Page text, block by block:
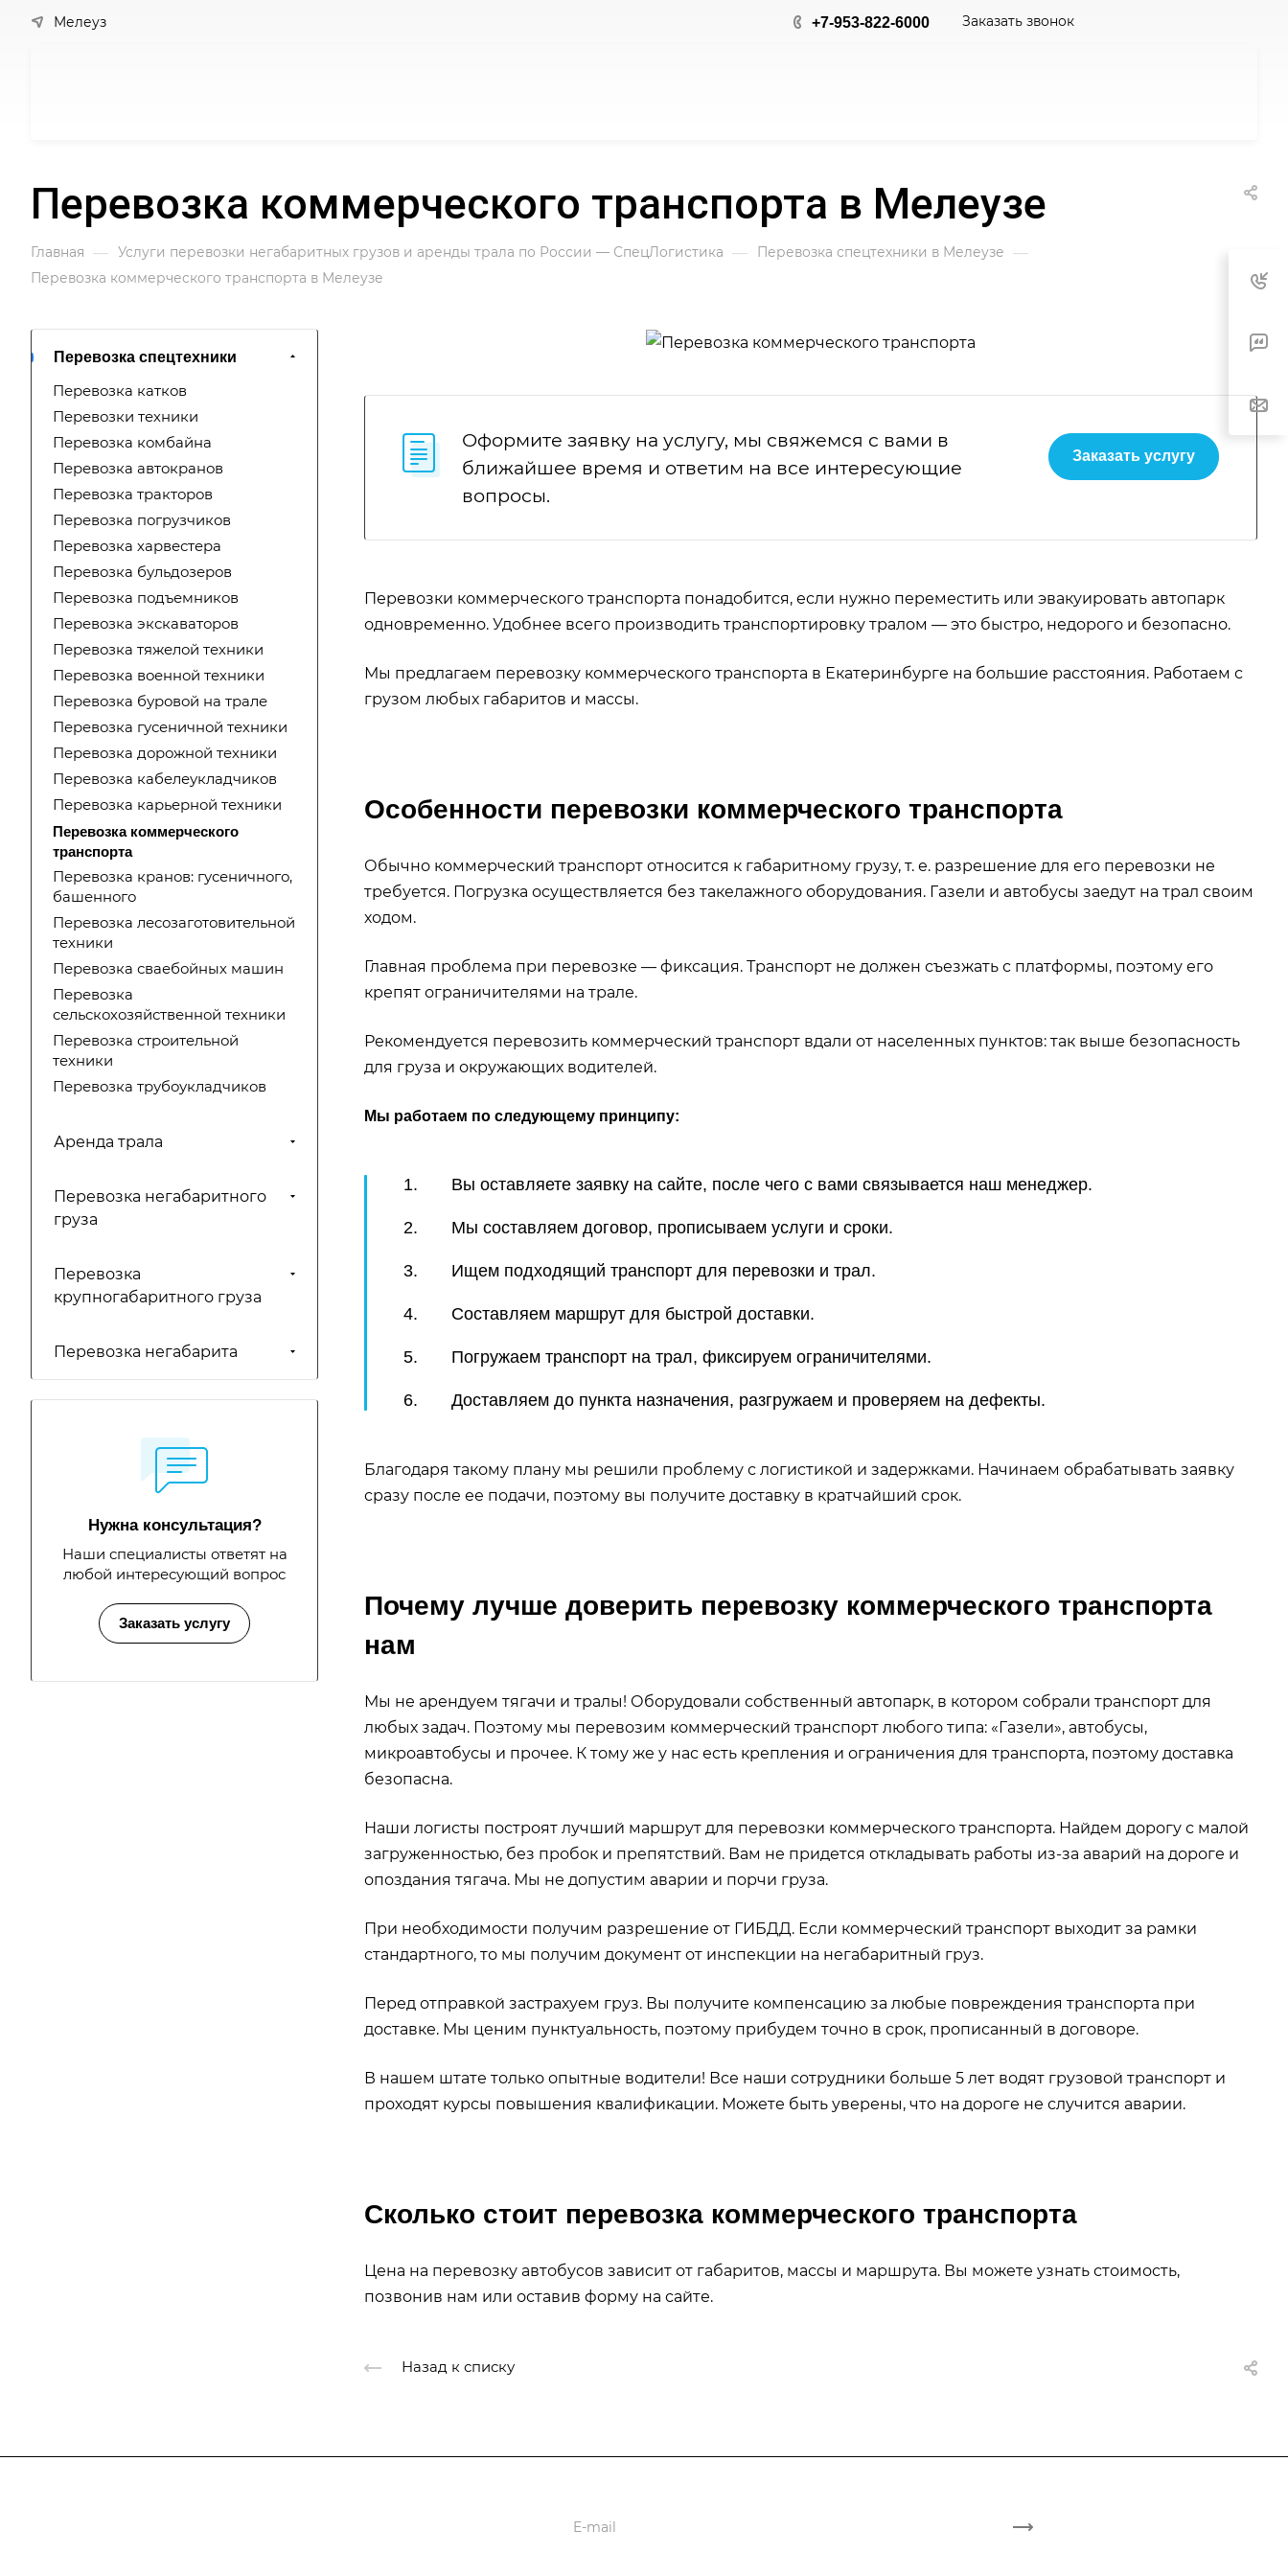
Мелеуз +7-953-822-6000 Заказать звонок
Перевозка коммерческого транспорта в Мелеузе
Главная — Услуги перевозки негабаритных грузов и аренды трала по России — СпецЛогистика — Перевозка спецтехники в Мелеузе —
Перевозка коммерческого транспорта в Мелеузе
Оформите заявку на услугу, мы свяжемся с вами в
ближайшее время и ответим на все интересующие
вопросы.
Заказать услугу
Перевозки коммерческого транспорта понадобится, если нужно переместить или эвакуировать автопарк
одновременно. Удобнее всего производить транспортировку тралом — это быстро, недорого и безопасно.
Мы предлагаем перевозку коммерческого транспорта в Екатеринбурге на большие расстояния. Работаем с
грузом любых габаритов и массы.
Особенности перевозки коммерческого транспорта
Обычно коммерческий транспорт относится к габаритному грузу, т. е. разрешение для его перевозки не
требуется. Погрузка осуществляется без такелажного оборудования. Газели и автобусы заедут на трал своим
ходом.
Главная проблема при перевозке — фиксация. Транспорт не должен съезжать с платформы, поэтому его
крепят ограничителями на трале.
Рекомендуется перевозить коммерческий транспорт вдали от населенных пунктов: так выше безопасность
для груза и окружающих водителей.
Мы работаем по следующему принципу:
1. Вы оставляете заявку на сайте, после чего с вами связывается наш менеджер.
2. Мы составляем договор, прописываем услуги и сроки.
3. Ищем подходящий транспорт для перевозки и трал.
4. Составляем маршрут для быстрой доставки.
5. Погружаем транспорт на трал, фиксируем ограничителями.
6. Доставляем до пункта назначения, разгружаем и проверяем на дефекты.
Благодаря такому плану мы решили проблему с логистикой и задержками. Начинаем обрабатывать заявку
сразу после ее подачи, поэтому вы получите доставку в кратчайший срок.
Почему лучше доверить перевозку коммерческого транспорта
нам
Мы не арендуем тягачи и тралы! Оборудовали собственный автопарк, в котором собрали транспорт для
любых задач. Поэтому мы перевозим коммерческий транспорт любого типа: «Газели», автобусы,
микроавтобусы и прочее. К тому же у нас есть крепления и ограничения для транспорта, поэтому доставка
безопасна.
Наши логисты построят лучший маршрут для перевозки коммерческого транспорта. Найдем дорогу с малой
загруженностью, без пробок и препятствий. Вам не придется откладывать работы из-за аварий на дороге и
опоздания тягача. Мы не допустим аварии и порчи груза.
При необходимости получим разрешение от ГИБДД. Если коммерческий транспорт выходит за рамки
стандартного, то мы получим документ от инспекции на негабаритный груз.
Перед отправкой застрахуем груз. Вы получите компенсацию за любые повреждения транспорта при
доставке. Мы ценим пунктуальность, поэтому прибудем точно в срок, прописанный в договоре.
В нашем штате только опытные водители! Все наши сотрудники больше 5 лет водят грузовой транспорт и
проходят курсы повышения квалификации. Можете быть уверены, что на дороге не случится аварии.
Сколько стоит перевозка коммерческого транспорта
Цена на перевозку автобусов зависит от габаритов, массы и маршрута. Вы можете узнать стоимость,
позвонив нам или оставив форму на сайте.
Назад к списку
Перевозка спецтехники
Перевозка катков
Перевозки техники
Перевозка комбайна
Перевозка автокранов
Перевозка тракторов
Перевозка погрузчиков
Перевозка харвестера
Перевозка бульдозеров
Перевозка подъемников
Перевозка экскаваторов
Перевозка тяжелой техники
Перевозка военной техники
Перевозка буровой на трале
Перевозка гусеничной техники
Перевозка дорожной техники
Перевозка кабелеукладчиков
Перевозка карьерной техники
Перевозка коммерческого
транспорта
Перевозка кранов: гусеничного,
башенного
Перевозка лесозаготовительной
техники
Перевозка сваебойных машин
Перевозка
сельскохозяйственной техники
Перевозка строительной
техники
Перевозка трубоукладчиков
Аренда трала
Перевозка негабаритного
груза
Перевозка
крупногабаритного груза
Перевозка негабарита
Нужна консультация?
Наши специалисты ответят на
любой интересующий вопрос
Заказать услугу